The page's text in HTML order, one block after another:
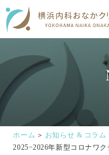
ホーム
お知らせ & コラム
2025−2026年新型コロナワ